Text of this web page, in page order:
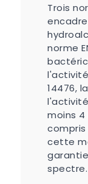
Trois
norme
l'activité
14476,
moins 4
compris
cette
spectre.